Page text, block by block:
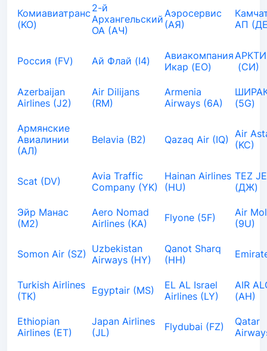
Комиавиатранс
(KO)
2-й
Архангельский
ОА (АЧ)
Аэросервис
(АЯ)
АП
Россия (FV) Ай Флай (I4)
Авиакомпания
Икар (EO)
(СИ)
Azerbaijan
Airlines (J2)
Air Dilijans
(RM)
Armenia
Airways (6A)
(5G)
Армянские
Авиалинии
(АЛ)
Belavia (B2) Qazaq Air (IQ) Air
(KC)
Scat (DV)
Avia Traffic
Company (YK)
Hainan Airlines
(HU)
TEZ
(ДЖ)
Эйр Манас
(М2)
Aero Nomad
Airlines (KA)
Flyone (5F)
Air
(9U)
Somon Air (SZ) Uzbekistan
Airways (HY)
Qanot Sharq
(HH)
Turkish Airlines
(TK)
Egyptair (MS)
EL AL Israel
Airlines (LY)
AIR
(AH)
Ethiopian
Airlines (ET)
Japan Airlines
(JL)
Flydubai (FZ)
Qatar